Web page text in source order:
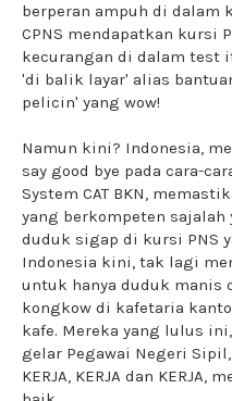
berperan ampuh di dalam
CPNS mendapatkan kursi
kecurangan di dalam test
'di balik layar' alias
pelicin' yang wow!
Namun kini? Indonesia,
say good bye pada cara-
System CAT BKN,
yang berkompeten
duduk sigap di kursi PNS
Indonesia kini, tak lagi
untuk hanya duduk manis
kongkow di kafetaria
kafe. Mereka yang lulus
gelar Pegawai Negeri
KERJA, KERJA dan